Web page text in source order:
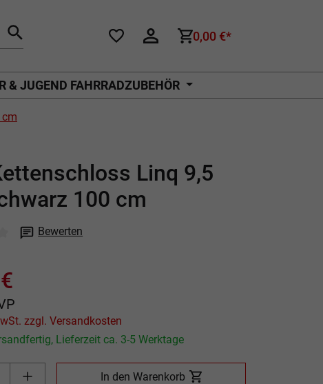
0,00 €*
& JUGEND FAHRRADZUBEHÖR
Linq 9,5
100 cm
Bewerten
Preis inkl. MwSt. zzgl. Versandkosten
Lieferzeit ca. 3-5 Werktage
Produkt Anzahl: Gib den gewünschten Wert ein oder benutze
In den Warenkorb